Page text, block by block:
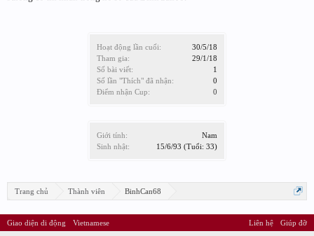
Hoạt động lần cuối:
30/5/18
Tham gia:
29/1/18
Số bài viết:
1
Số lần "Thích" đã nhận:
0
Điểm nhận Cup:
0
Giới tính:
Nam
Sinh nhật:
15/6/93 (Tuổi: 33)
Trang chủ Thành viên BinhCan68
Giao diện di động Vietnamese Liên hệ
Giúp đỡ